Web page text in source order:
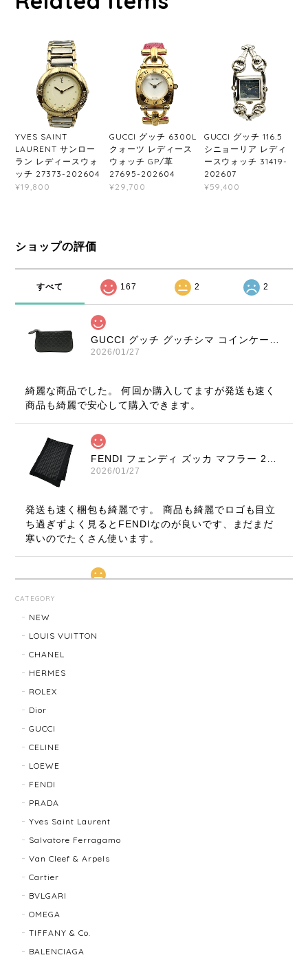
YVES SAINT
LAURENT サンロー
ラン レディースウォ
ッチ 27373-202604
¥19,800
GUCCI グッチ 6300L
クォーツ レディース
ウォッチ GP/革
27695-202604
¥29,700
GUCCI グッチ 116.5
シニョーリア レディ
ースウォッチ 31419-
202607
¥59,400
ショップの評価
すべて 167 2 2
GUCCI グッチ グッチシマ コインケース ブラック 9347-202212
2026/01/27
綺麗な商品でした。 何回か購入してますが発送も速く
商品も綺麗で安心して購入できます。
FENDI フェンディ ズッカ マフラー 22816-202512
2026/01/27
発送も速く梱包も綺麗です。 商品も綺麗でロゴも目立
ち過ぎずよく見るとFENDIなのが良いです、まだまだ
寒いのでたくさん使います。
でした！ありがとうございました。また機会ありまし
たら利用させていただきたいと思いました🙇‍♀️
迅速に対応してくださり、ありがとうございます。 品
CATEGORY
NEW
LOUIS VUITTON
CHANEL
HERMES
ROLEX
Dior
GUCCI
CELINE
LOEWE
FENDI
PRADA
Yves Saint Laurent
Salvatore Ferragamo
Van Cleef & Arpels
Cartier
BVLGARI
OMEGA
TIFFANY & Co.
BALENCIAGA